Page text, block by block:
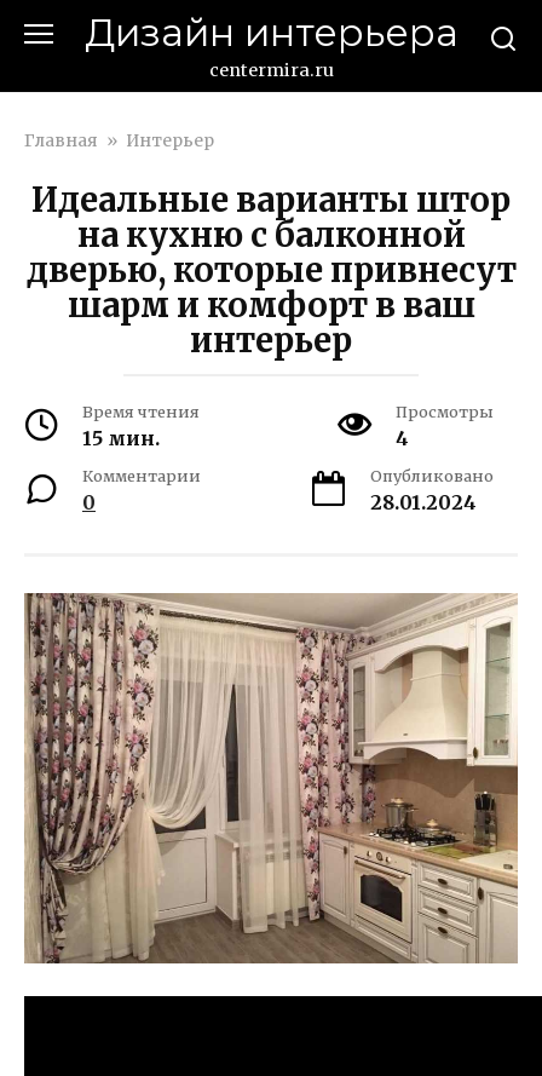
Дизайн интерьера
centermira.ru
Главная » Интерьер
Идеальные варианты штор
на кухню с балконной
дверью, которые привнесут
шарм и комфорт в ваш
интерьер
Время чтения
15 мин.
Просмотры
4
Комментарии
0
Опубликовано
28.01.2024